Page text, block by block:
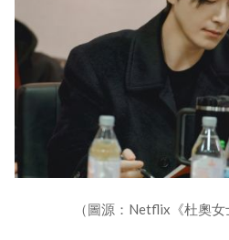
（圖源：Netflix《杜奧女